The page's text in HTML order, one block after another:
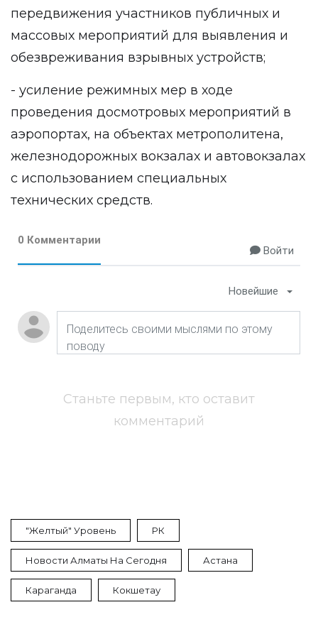
передвижения участников публичных и
массовых мероприятий для выявления и
обезвреживания взрывных устройств;
- усиление режимных мер в ходе
проведения досмотровых мероприятий в
аэропортах, на объектах метрополитена,
железнодорожных вокзалах и автовокзалах
с использованием специальных
технических средств.
0 Комментарии
Войти
Новейшие
Станьте первым, кто оставит
комментарий
"Желтый" Уровень РК
Новости Алматы На Сегодня Астана
Караганда Кокшетау